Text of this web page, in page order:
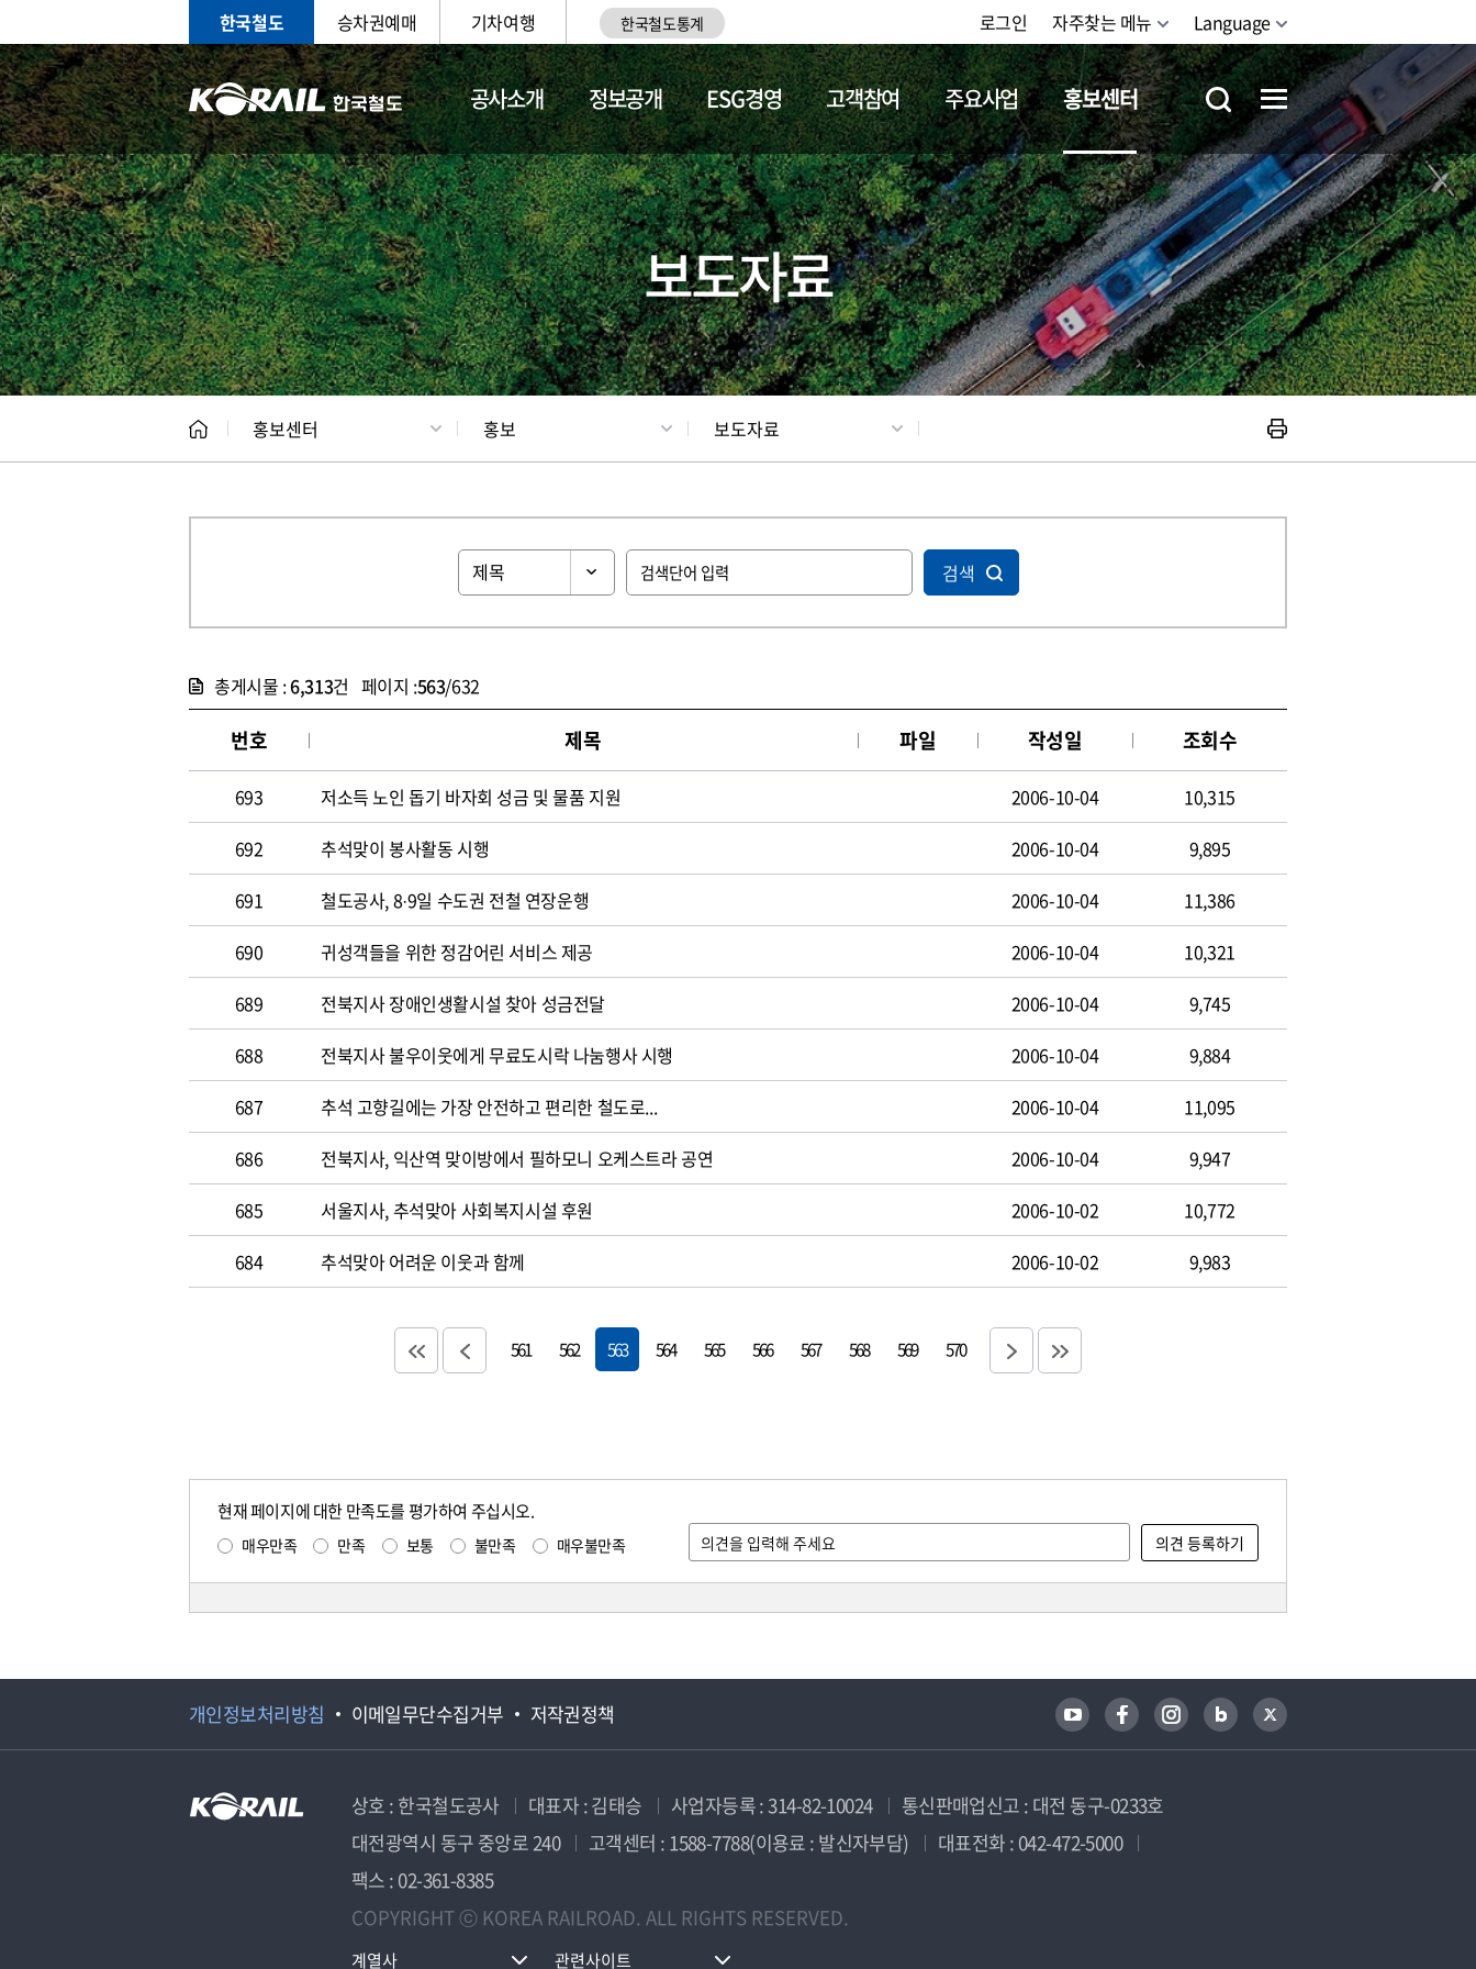
한국철도 승차권예매 기차여행 한국철도통계 로그인 자주찾는 메뉴 Language
공사소개 정보공개 ESG경영 고객참여 주요사업 홍보센터
홍보 문화사업 갤러리 기차소개 철도체험
보도자료
홍보센터 홍보 보도자료
검색
총게시물 :6,313건 페이지 :563/632
번호 제목 파일 작성일 조회수
693 저소득 노인 돕기 바자회 성금 및 물품 지원 2006-10-04
10,315
692
추석맞이 봉사활동 시행 2006-10-04
9,895
691
철도공사, 8·9일 수도권 전철 연장운행 2006-10-04
11,386
690
귀성객들을 위한 정감어린 서비스 제공 2006-10-04
10,321
689
전북지사 장애인생활시설 찾아 성금전달 2006-10-04
9,745
688
전북지사 불우이웃에게 무료도시락 나눔행사 시행 2006-10-04
9,884
687
추석 고향길에는 가장 안전하고 편리한 철도로... 2006-10-04
11,095
686
전북지사, 익산역 맞이방에서 필하모니 오케스트라 공연 2006-10-04
9,947
685
서울지사, 추석맞아 사회복지시설 후원 2006-10-02
10,772
684
추석맞아 어려운 이웃과 함께 2006-10-02 9,983
561 562 563 564 565 566 567 568 569 570
현재 페이지에 대한 만족도를 평가하여 주십시오.
매우만족 만족 보통 불만족 매우불만족
개인정보처리방침 이메일무단수집거부 저작권정책
상호 : 한국철도공사 대표자 : 김태승 사업자등록 : 314-82-10024
통신판매업신고 : 대전 동구-0233호
대전광역시 동구 중앙로 240
고객센터 : 1588-7788(이용료 : 발신자부담)
대표전화 : 042-472-5000
팩스 : 02-361-8385
COPYRIGHT ⓒ KOREA RAILROAD. ALL RIGHTS RESERVED.
계열사 관련사이트